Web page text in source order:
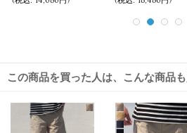
この商品を買った人は、こんな商品